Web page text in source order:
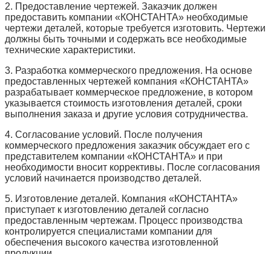
2. Предоставление чертежей. Заказчик должен
предоставить компании «КОНСТАНТА» необходимые
чертежи деталей, которые требуется изготовить. Чертежи
должны быть точными и содержать все необходимые
технические характеристики.
3. Разработка коммерческого предложения. На основе
предоставленных чертежей компания «КОНСТАНТА»
разрабатывает коммерческое предложение, в котором
указывается стоимость изготовления деталей, сроки
выполнения заказа и другие условия сотрудничества.
4. Согласование условий. После получения
коммерческого предложения заказчик обсуждает его с
представителем компании «КОНСТАНТА» и при
необходимости вносит коррективы. После согласования
условий начинается производство деталей.
5. Изготовление деталей. Компания «КОНСТАНТА»
приступает к изготовлению деталей согласно
предоставленным чертежам. Процесс производства
контролируется специалистами компании для
обеспечения высокого качества изготовленной